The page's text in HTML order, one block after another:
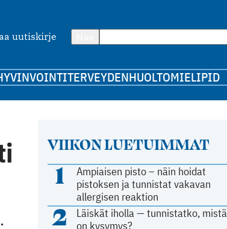
uutiskirje
TERVEYDENHUOLTOMIELIPIDE
VIIKON LUETUIMMAT
1
Ampiaisen pisto – näin hoidat
pistoksen ja tunnistat vakavan
allergisen reaktion
2
Läiskät iholla — tunnistatko, mistä
on kysymys?